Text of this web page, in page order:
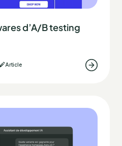
d’A/B testing
Article